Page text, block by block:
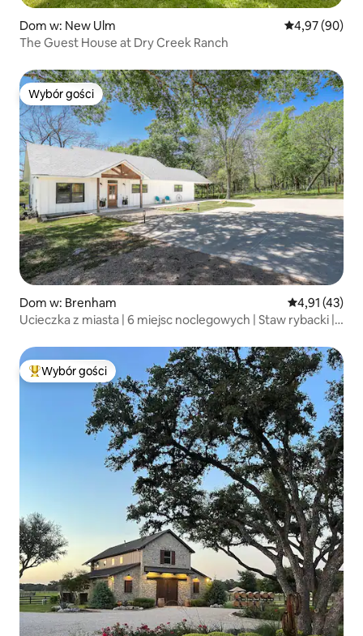
Dom w: New Ulm Średnia
4,97 (90)
The Guest House at Dry Creek Ranch
Wybór gości
Wybór gości
Dom w: Brenham Średnia
4,91 (43)
Ucieczka z miasta | 6 miejsc noclegowych | Staw rybacki |
Najpopularniejsze z kategorii Wybór gości
Wybór gości